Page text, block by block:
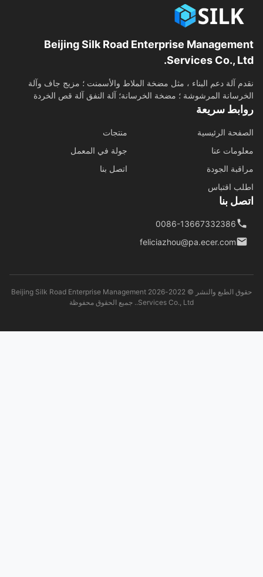
Beijing Silk Road Enterprise
Services Co.,
آلة دعم البناء ، مثل مضخة الملاط والأسمنت ؛ مزيج جاف وآلة
المرشوشة ؛ مضخة الخرسانة؛ آلة النفق آلة قص الخردة
سريعة
الرئيسية
منتجات
عنا
جولة في المعمل
الجودة
اتصل بنا
اقتباس
بنا
0086-13667332386
feliciazhou@pa.ecer.com
حقوق الطبع والنشر © 2022-2026 Beijing Silk Road Enterprise Management
Services Co., Ltd.. جميع الحقوق محفوظة